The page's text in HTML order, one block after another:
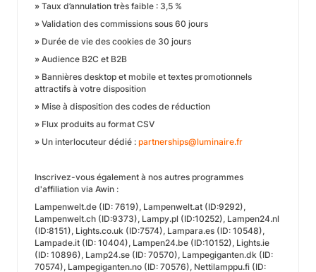
» Taux d’annulation très faible : 3,5 %
» Validation des commissions sous 60 jours
» Durée de vie des cookies de 30 jours
» Audience B2C et B2B
» Bannières desktop et mobile et textes promotionnels
attractifs à votre disposition
» Mise à disposition des codes de réduction
» Flux produits au format CSV
» Un interlocuteur dédié : partnerships@luminaire.fr
Inscrivez-vous également à nos autres programmes
d'affiliation via Awin :
Lampenwelt.de (ID: 7619), Lampenwelt.at (ID:9292),
Lampenwelt.ch (ID:9373), Lampy.pl (ID:10252), Lampen24.nl
(ID:8151), Lights.co.uk (ID:7574), Lampara.es (ID: 10548),
Lampade.it (ID: 10404), Lampen24.be (ID:10152), Lights.ie
(ID: 10896), Lamp24.se (ID: 70570), Lampegiganten.dk (ID:
70574), Lampegiganten.no (ID: 70576), Nettilamppu.fi (ID: